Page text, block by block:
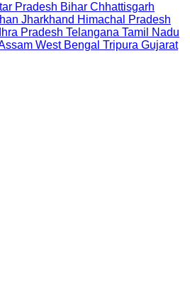
Pradesh Bihar Chhattisgarh
Jharkhand Himachal Pradesh
Pradesh Telangana Tamil Nadu
West Bengal Tripura Gujarat